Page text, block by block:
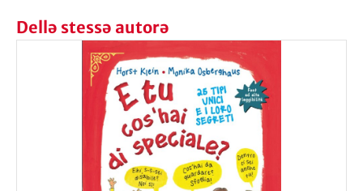
Dellə stessə autorə